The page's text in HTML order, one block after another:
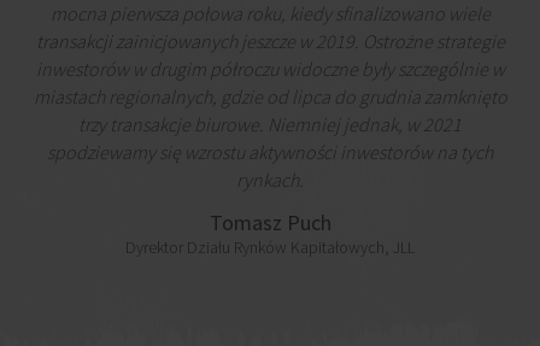
mocna pierwsza połowa roku, kiedy sfinalizowano wiele
transakcji zainicjowanych jeszcze w 2019. Ostrożne strategie
inwestorów w drugim półroczu widoczne były szczególnie w
miastach regionalnych, gdzie od lipca do grudnia zamknięto
trzy transakcje biurowe. Niemniej jednak, w 2021
spodziewamy się wzrostu aktywności inwestorów na tych
rynkach.
Tomasz Puch
Dyrektor Działu Rynków Kapitałowych, JLL